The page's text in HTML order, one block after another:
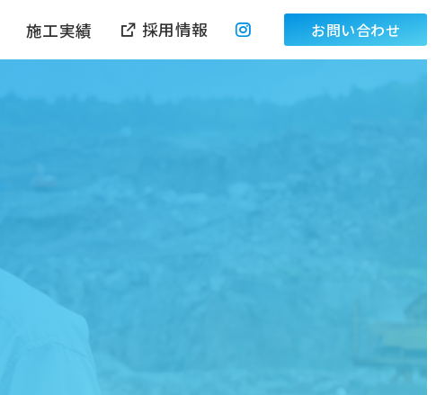
施工実績 採用情報 お問い合わせ